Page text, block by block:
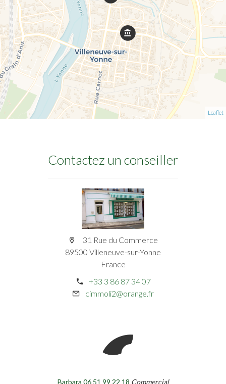
Leaflet
Contactez un conseiller
31 Rue du Commerce
89500 Villeneuve-sur-Yonne
France
+33 3 86 87 34 07
cimmoli2@orange.fr
Barbara 06 51 99 22 18 Commercial